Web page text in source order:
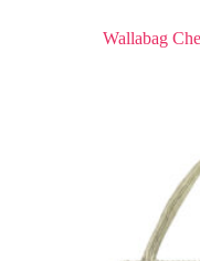
Wallabag